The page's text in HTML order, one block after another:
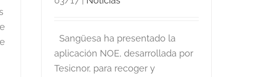
Sangüesa ha presentado la
aplicación NOE, desarrollada por
Tesicnor, para recoger y